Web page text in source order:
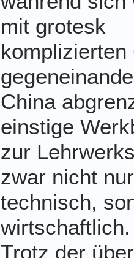
mit grotesk
komplizierten
China
einstige
zur
zwar nicht nur
technisch,
wirtschaftlich.
Trotz der